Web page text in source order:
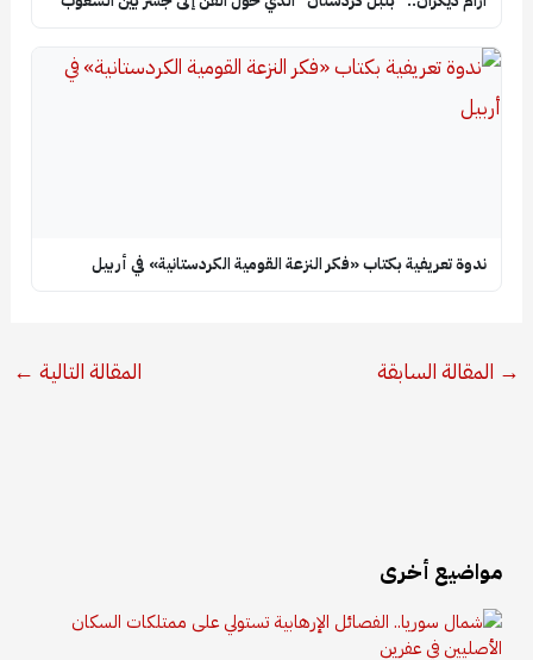
ندوة تعريفية بكتاب «فكر النزعة القومية الكردستانية» في أربيل
→ المقالة السابقة المقالة التالية ←
مواضيع أخرى